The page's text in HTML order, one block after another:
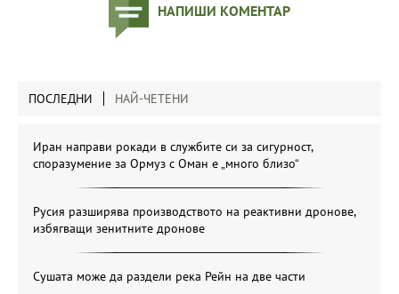
НАПИШИ КОМЕНТАР
ПОСЛЕДНИ НАЙ-ЧЕТЕНИ
Иран направи рокади в службите си за сигурност,
споразумение за Ормуз с Оман е „много близо“
Русия разширява производството на реактивни дронове,
избягващи зенитните дронове
Сушата може да раздели река Рейн на две части